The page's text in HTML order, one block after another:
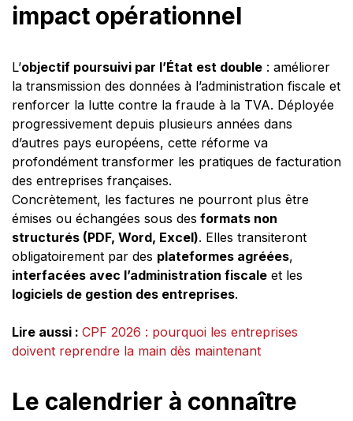
impact opérationnel
L’objectif poursuivi par l’État est double : améliorer
la transmission des données à l’administration fiscale et
renforcer la lutte contre la fraude à la TVA. Déployée
progressivement depuis plusieurs années dans
d’autres pays européens, cette réforme va
profondément transformer les pratiques de facturation
des entreprises françaises.
Concrètement, les factures ne pourront plus être
émises ou échangées sous des formats non
structurés (PDF, Word, Excel). Elles transiteront
obligatoirement par des plateformes agréées,
interfacées avec l’administration fiscale et les
logiciels de gestion des entreprises.
Lire aussi : CPF 2026 : pourquoi les entreprises
doivent reprendre la main dès maintenant
Le calendrier à connaître